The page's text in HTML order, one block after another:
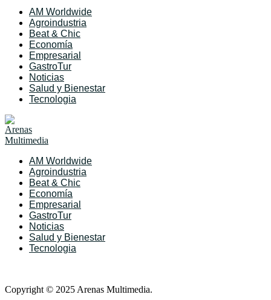
AM Worldwide
Agroindustria
Beat & Chic
Economía
Empresarial
GastroTur
Noticias
Salud y Bienestar
Tecnologia
AM Worldwide
Agroindustria
Beat & Chic
Economía
Empresarial
GastroTur
Noticias
Salud y Bienestar
Tecnologia
Copyright © 2025 Arenas Multimedia.